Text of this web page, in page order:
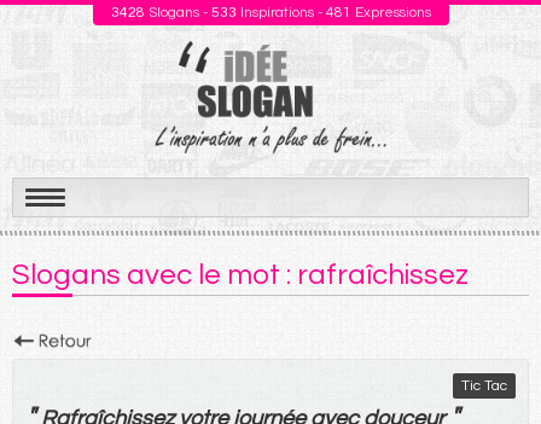
3428 Slogans - 533 Inspirations - 481 Expressions
Aller
au
contenu
Slogans avec le mot : rafraîchissez
Tic Tac
" Rafraîchissez votre journée avec douceur "